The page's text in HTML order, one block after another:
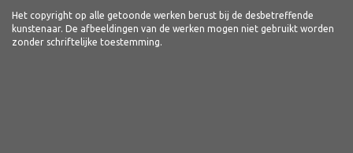
Het copyright op alle getoonde werken berust bij de desbetreffende
kunstenaar. De afbeeldingen van de werken mogen niet gebruikt worden
zonder schriftelijke toestemming.